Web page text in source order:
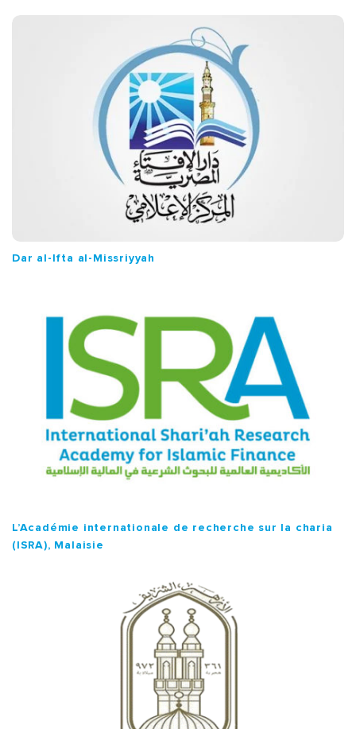
Dar al-Ifta al-Missriyyah
L’Académie internationale de recherche sur la charia
(ISRA), Malaisie